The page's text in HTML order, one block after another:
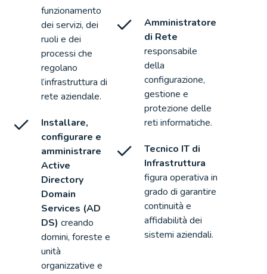
funzionamento
dei servizi, dei
ruoli e dei
processi che
regolano
l’infrastruttura di
rete aziendale.
Installare,
configurare e
amministrare
Active
Directory
Domain
Services (AD
DS) creando
domini, foreste e
unità
organizzative e
Amministratore
di Rete
responsabile
della
configurazione,
gestione e
protezione delle
reti informatiche.
Tecnico IT di
Infrastruttura
figura operativa in
grado di garantire
continuità e
affidabilità dei
sistemi aziendali.